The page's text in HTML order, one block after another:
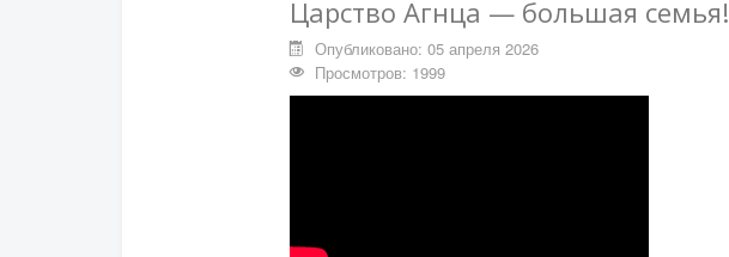
Царство Агнца — большая семья!
Опубликовано: 05 апреля 2026
Просмотров: 1999